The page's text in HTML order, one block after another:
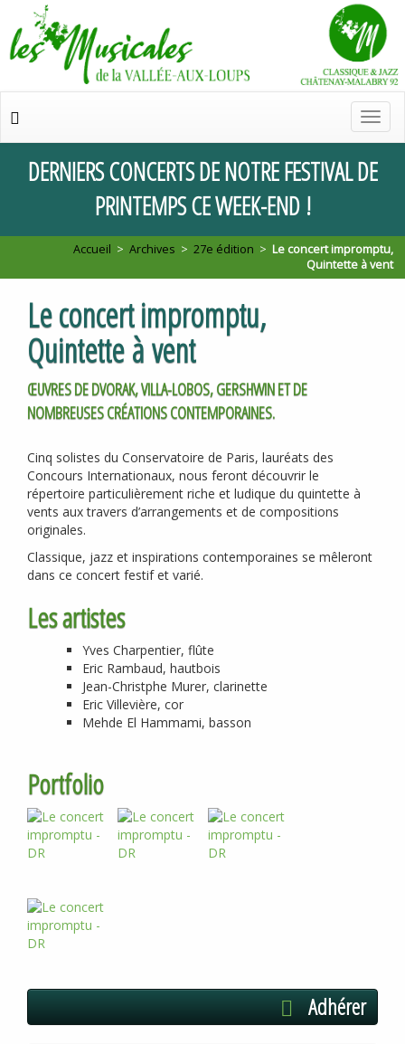
de
DERNIERSCONCERTSDENOTREFESTIVALDE
PRINTEMPSCEWEEK-END !
Accueil >Archives >27e édition >Le concert impromptu,
Quintette à vent
Le concert impromptu,
Quintette à vent
ŒUVRES DE DVORAK, VILLA-LOBOS, GERSHWIN ET DE
NOMBREUSES CRÉATIONS CONTEMPORAINES.
Cinq solistes du Conservatoire de Paris, lauréats des
Concours Internationaux, nous feront découvrir le
répertoire particulièrement riche et ludique du quintette à
vents aux travers d’arrangements et de compositions
originales.
Classique, jazz et inspirations contemporaines se mêleront
dans ce concert festif et varié.
Les artistes
Yves Charpentier, flûte
Eric Rambaud, hautbois
Jean-Christphe Murer, clarinette
Eric Villevière, cor
Mehde El Hammami, basson
Portfolio
Adhérer